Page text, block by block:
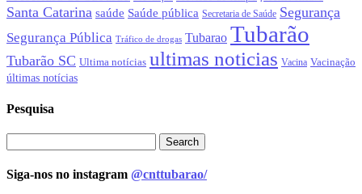
Santa Catarina saúde Saúde pública Secretaria de Saúde Segurança
Segurança Pública Tráfico de drogas Tubarao Tubarão
Tubarão SC Ultima notícias ultimas noticias Vacina Vacinação
últimas notícias
Pesquisa
Siga-nos no instagram @cnttubarao/